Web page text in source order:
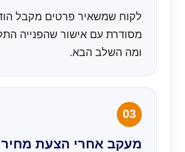
לקוח שמשאיר פרטים מקבל
מסודרת עם אישור שהפנייה
ומה השלב הבא.
03
מעקב אחרי הצעת מחיר